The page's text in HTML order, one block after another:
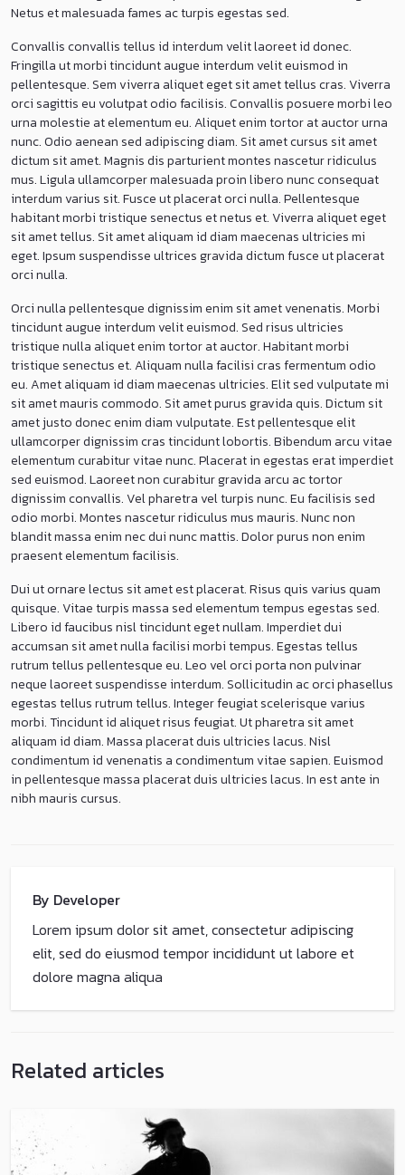
Netus et malesuada fames ac turpis egestas sed.
Convallis convallis tellus id interdum velit laoreet id donec.
Fringilla ut morbi tincidunt augue interdum velit euismod in
pellentesque. Sem viverra aliquet eget sit amet tellus cras. Viverra
orci sagittis eu volutpat odio facilisis. Convallis posuere morbi leo
urna molestie at elementum eu. Aliquet enim tortor at auctor urna
nunc. Odio aenean sed adipiscing diam. Sit amet cursus sit amet
dictum sit amet. Magnis dis parturient montes nascetur ridiculus
mus. Ligula ullamcorper malesuada proin libero nunc consequat
interdum varius sit. Fusce ut placerat orci nulla. Pellentesque
habitant morbi tristique senectus et netus et. Viverra aliquet eget
sit amet tellus. Sit amet aliquam id diam maecenas ultricies mi
eget. Ipsum suspendisse ultrices gravida dictum fusce ut placerat
orci nulla.
Orci nulla pellentesque dignissim enim sit amet venenatis. Morbi
tincidunt augue interdum velit euismod. Sed risus ultricies
tristique nulla aliquet enim tortor at auctor. Habitant morbi
tristique senectus et. Aliquam nulla facilisi cras fermentum odio
eu. Amet aliquam id diam maecenas ultricies. Elit sed vulputate mi
sit amet mauris commodo. Sit amet purus gravida quis. Dictum sit
amet justo donec enim diam vulputate. Est pellentesque elit
ullamcorper dignissim cras tincidunt lobortis. Bibendum arcu vitae
elementum curabitur vitae nunc. Placerat in egestas erat imperdiet
sed euismod. Laoreet non curabitur gravida arcu ac tortor
dignissim convallis. Vel pharetra vel turpis nunc. Eu facilisis sed
odio morbi. Montes nascetur ridiculus mus mauris. Nunc non
blandit massa enim nec dui nunc mattis. Dolor purus non enim
praesent elementum facilisis.
Dui ut ornare lectus sit amet est placerat. Risus quis varius quam
quisque. Vitae turpis massa sed elementum tempus egestas sed.
Libero id faucibus nisl tincidunt eget nullam. Imperdiet dui
accumsan sit amet nulla facilisi morbi tempus. Egestas tellus
rutrum tellus pellentesque eu. Leo vel orci porta non pulvinar
neque laoreet suspendisse interdum. Sollicitudin ac orci phasellus
egestas tellus rutrum tellus. Integer feugiat scelerisque varius
morbi. Tincidunt id aliquet risus feugiat. Ut pharetra sit amet
aliquam id diam. Massa placerat duis ultricies lacus. Nisl
condimentum id venenatis a condimentum vitae sapien. Euismod
in pellentesque massa placerat duis ultricies lacus. In est ante in
nibh mauris cursus.
By Developer
Lorem ipsum dolor sit amet, consectetur adipiscing
elit, sed do eiusmod tempor incididunt ut labore et
dolore magna aliqua
Related articles